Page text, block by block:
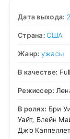
Дата выхода:
Страна:США
Жанр: ужасы
В качестве:
Режиссер:
В ролях: Бри
Уайт, Блейн
Джо